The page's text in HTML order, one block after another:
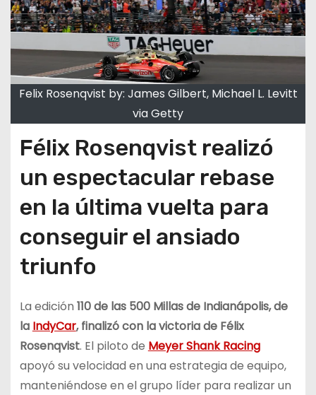
Felix Rosenqvist by: James Gilbert, Michael L. Levitt
via Getty
Félix Rosenqvist realizó
un espectacular rebase
en la última vuelta para
conseguir el ansiado
triunfo
La edición 110 de las 500 Millas de Indianápolis, de
la IndyCar, finalizó con la victoria de Félix
Rosenqvist. El piloto de Meyer Shank Racing
apoyó su velocidad en una estrategia de equipo,
manteniéndose en el grupo líder para realizar un